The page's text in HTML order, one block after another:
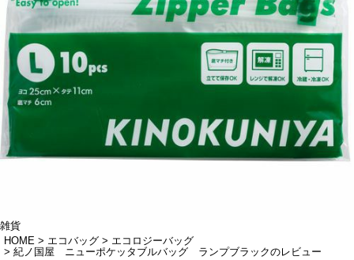
雑貨
HOME
エコバッグ
エコロジーバッグ
紀ノ国屋 ニューポケッタブルバッグ ランプブラックのレビュー